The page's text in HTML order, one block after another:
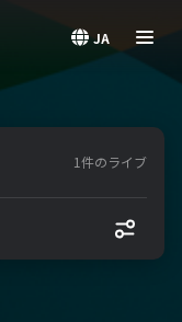
JA
1件のライブ